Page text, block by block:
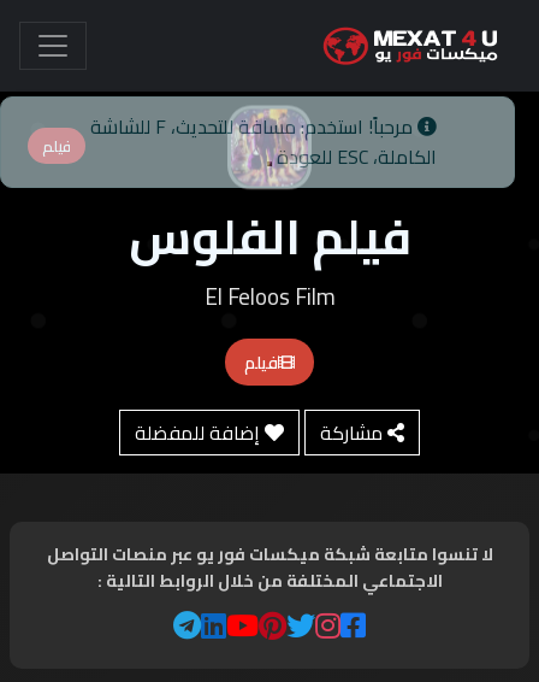
فيلم الفلوس
El Feloos Film
فيلم
فيلم
مشاركة إضافة للمفضلة
لا تنسوا متابعة شبكة ميكسات فور يو عبر منصات التواصل
الاجتماعي المختلفة من خلال الروابط التالية :